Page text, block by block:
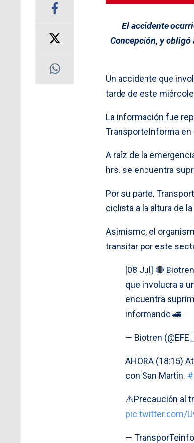
El accidente
Concepción, y obligó
Un accidente que
tarde de este
La información fue
TransporteInforma
A raíz de la
hrs. se encuentra
Por su parte,
ciclista a la altura de
Asimismo, el
transitar por este
[08 Jul] 🔴
que involucra a
encuentra
informando 🚄
— Biotren
AHORA (18:15)
con San Martín.
⚠️Precaución al
pic.twitter.com/
—